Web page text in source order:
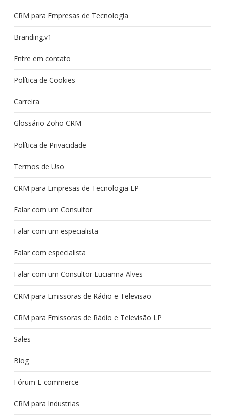
CRM para Empresas de Tecnologia
Branding.v1
Entre em contato
Política de Cookies
Carreira
Glossário Zoho CRM
Política de Privacidade
Termos de Uso
CRM para Empresas de Tecnologia LP
Falar com um Consultor
Falar com um especialista
Falar com especialista
Falar com um Consultor Lucianna Alves
CRM para Emissoras de Rádio e Televisão
CRM para Emissoras de Rádio e Televisão LP
Sales
Blog
Fórum E-commerce
CRM para Industrias